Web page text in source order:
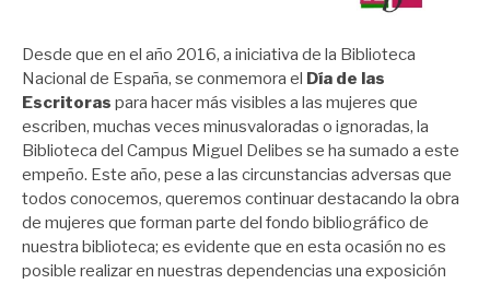
Desde que en el año 2016, a iniciativa de la Biblioteca
Nacional de España, se conmemora el Día de las
Escritoras para hacer más visibles a las mujeres que
escriben, muchas veces minusvaloradas o ignoradas, la
Biblioteca del Campus Miguel Delibes se ha sumado a este
empeño. Este año, pese a las circunstancias adversas que
todos conocemos, queremos continuar destacando la obra
de mujeres que forman parte del fondo bibliográfico de
nuestra biblioteca; es evidente que en esta ocasión no es
posible realizar en nuestras dependencias una exposición